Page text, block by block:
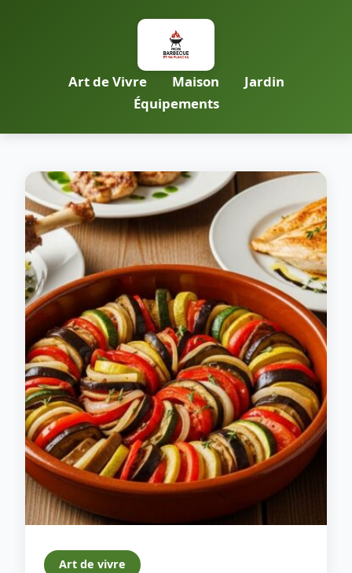
Art de Vivre Maison
Jardin
Équipements
Art de vivre